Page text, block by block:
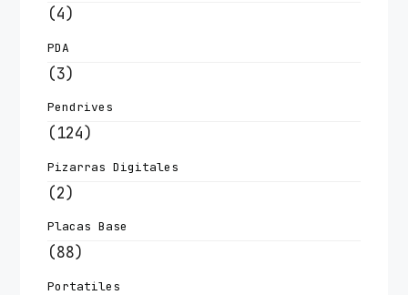
(4)
PDA
(3)
Pendrives
(124)
Pizarras Digitales
(2)
Placas Base
(88)
Portatiles